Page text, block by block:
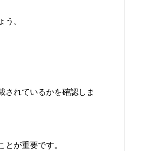
。
されているかを確認しま
が重要です。